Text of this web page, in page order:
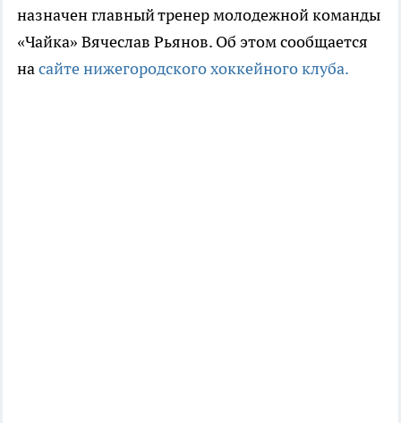
назначен главный тренер молодежной команды
«Чайка» Вячеслав Рьянов. Об этом сообщается
насайте нижегородского хоккейного клуба.